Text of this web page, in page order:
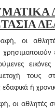
οι
χρησιμοποιούν
τους
ή
οι αθλητές